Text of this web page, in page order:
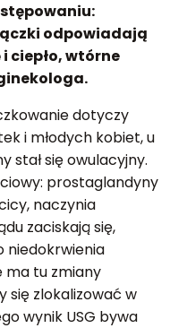
odpowiadają
ciepło, wtórne
dotyczy
i młodych kobiet, u
stał się owulacyjny.
prostaglandyny
naczynia
zaciskają się,
niedokrwienia
ma tu zmiany
się zlokalizować w
wynik USG bywa